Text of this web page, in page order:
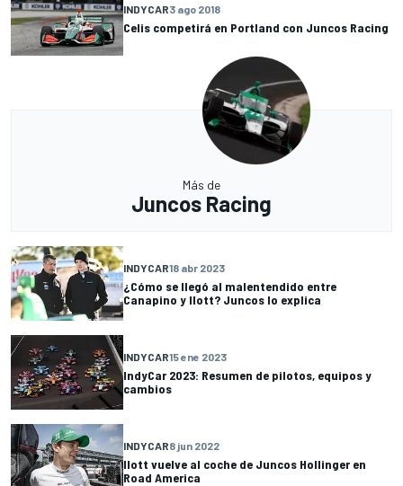
INDYCAR3 ago 2018
Celis competirá en Portland con Juncos Racing
Más de
Juncos Racing
INDYCAR18 abr 2023
¿Cómo se llegó al malentendido entre
Canapino y Ilott? Juncos lo explica
INDYCAR15 ene 2023
IndyCar 2023: Resumen de pilotos, equipos y
cambios
INDYCAR8 jun 2022
Ilott vuelve al coche de Juncos Hollinger en
Road America